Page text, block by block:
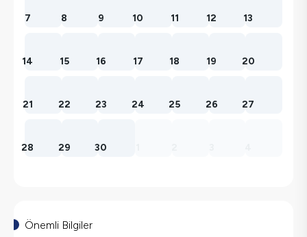
7 8 9 10 11 12 13
14 15 16 17 18 19 20
21 22 23 24 25 26 27
28 29 30
Önemli Bilgiler